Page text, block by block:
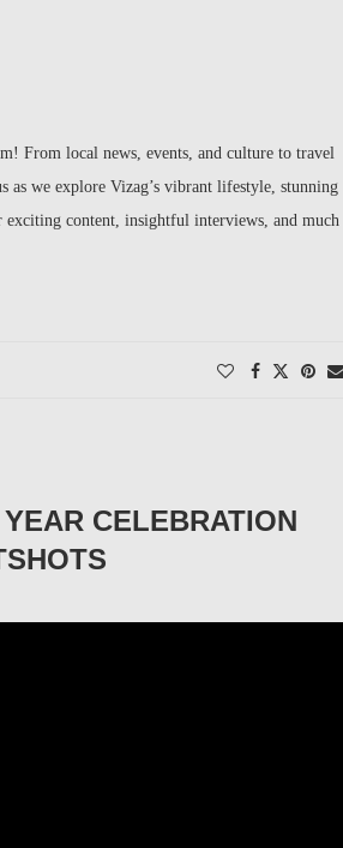
From local news, events, and culture to travel
as we explore Vizag’s vibrant lifestyle, stunning
exciting content, insightful interviews, and much
CELEBRATION